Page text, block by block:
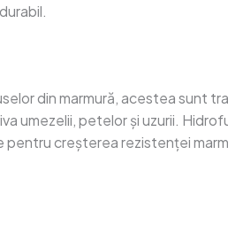
din marmură, acestea sunt
umezelii, petelor și uzurii.
creșterea rezistenței